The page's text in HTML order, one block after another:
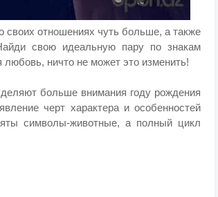
своих отношениях чуть больше, а также
свою идеальную пару по знакам
любовь, ничто не может это изменить!
больше внимания году рождения
черт характера и особенностей
символы-животные, а полный цикл